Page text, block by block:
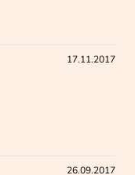
17.11.2017
26.09.2017